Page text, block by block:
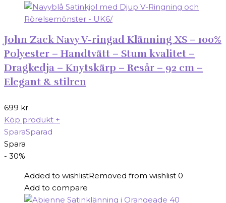
John Zack Navy V-ringad Klänning XS – 100%
Polyester – Handtvätt – Stum kvalitet –
Dragkedja – Knytskärp – Resår – 92 cm –
Elegant & stilren
699 kr
Köp produkt +
SparaSparad
Spara
- 30%
Added to wishlistRemoved from wishlist 0
Add to compare